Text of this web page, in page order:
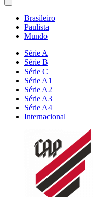
Brasileiro
Paulista
Mundo
Série A
Série B
Série C
Série A1
Série A2
Série A3
Série A4
Internacional